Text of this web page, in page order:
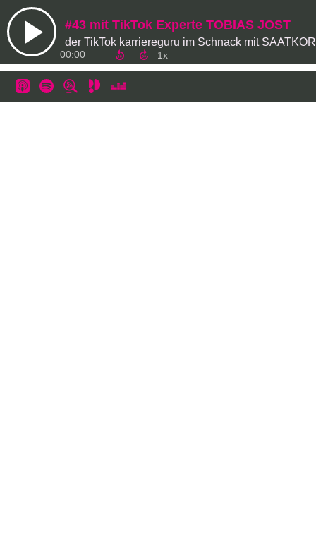
#43 mit TikTok Experte TOBIAS JOST
der TikTok karriereguru im Schnack mit
00:00